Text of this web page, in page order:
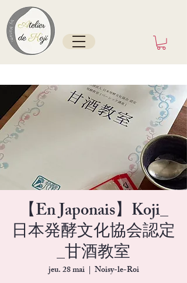
【En Japonais】Koji_
日本発酵文化協会認定
_甘酒教室
jeu. 28 mai
  |
Noisy-le-Roi